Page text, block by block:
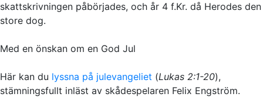
skattskrivningen påbörjades, och år 4 f.Kr. då Herodes den
store dog.
Med en önskan om en God Jul
Här kan du lyssna på julevangeliet (Lukas 2:1-20),
stämningsfullt inläst av skådespelaren Felix Engström.